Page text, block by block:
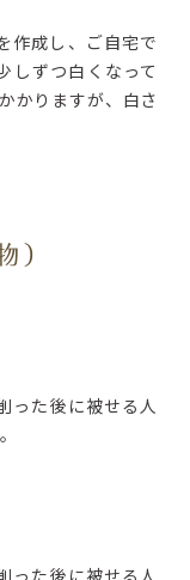
作成し、ご自宅で
しずつ白くなって
かりますが、白さ
）
った後に被せる人